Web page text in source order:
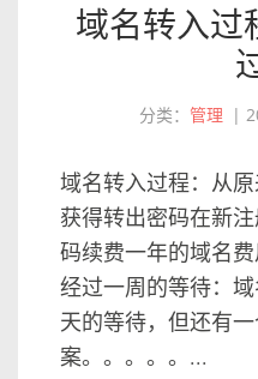
域名转入过
分类： 管理 |
域名转入过程：从
获得转出密码在新
码续费一年的域名费
经过一周的等待：
天的等待，但还有
案。。。。。...